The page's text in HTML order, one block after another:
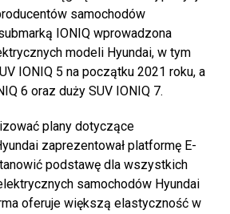
samochodów
IONIQ wprowadzona
modeli Hyundai, w tym
IONIQ 5 na początku 2021 roku, a
6 oraz duży SUV IONIQ 7.
plany dotyczące
zaprezentował platformę E-
podstawę dla wszystkich
samochodów Hyundai
oferuje większą elastyczność w